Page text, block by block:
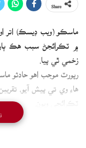
ماسڪو (ويب ڊيسڪ) اتر
زخمي ٿي پيا.
رپورٽ موجب اهو حادثو
حادثي کانپوءِ ماسڪو
ٽريفڪ لاءِ بلاڪ ڪيو ويو.